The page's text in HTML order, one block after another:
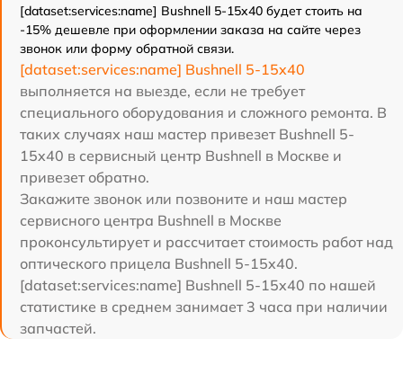
[dataset:services:name] Bushnell 5-15x40 будет стоить на
-15% дешевле при оформлении заказа на сайте через
звонок или форму обратной связи.
[dataset:services:name] Bushnell 5-15x40
выполняется на выезде, если не требует
специального оборудования и сложного ремонта. В
таких случаях наш мастер привезет Bushnell 5-
15x40 в сервисный центр Bushnell в Москве и
привезет обратно.
Закажите звонок или позвоните и наш мастер
сервисного центра Bushnell в Москве
проконсультирует и рассчитает стоимость работ над
оптического прицела Bushnell 5-15x40.
[dataset:services:name] Bushnell 5-15x40 по нашей
статистике в среднем занимает 3 часа при наличии
запчастей.